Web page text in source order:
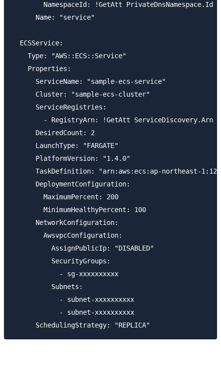
        NamespaceId: !GetAtt PrivateDnsNamespace.Id
      Name: "service"
  ECSService:
    Type: "AWS::ECS::Service"
    Properties:
      ServiceName: "sample-ecs-service"
      Cluster: "sample-ecs-cluster"
      ServiceRegistries:
        - RegistryArn: !GetAtt ServiceDiscovery.Arn
      DesiredCount: 2
      LaunchType: "FARGATE"
      PlatformVersion: "1.4.0"
TaskDefinition: "arn:aws:ecs:ap-northeast-
      DeploymentConfiguration:
        MaximumPercent: 200
        MinimumHealthyPercent: 100
      NetworkConfiguration:
        AwsvpcConfiguration:
          AssignPublicIp: "DISABLED"
          SecurityGroups:
            - sg-xxxxxxxxxx
          Subnets:
            - subnet-xxxxxxxxxx
            - subnet-xxxxxxxxxx